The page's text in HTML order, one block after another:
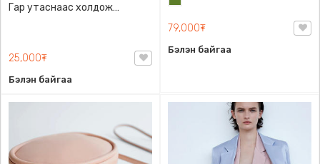
Гар утаснаас холдож
9789919235192
25,000₮
Бэлэн байгаа
79,000₮
Бэлэн байгаа